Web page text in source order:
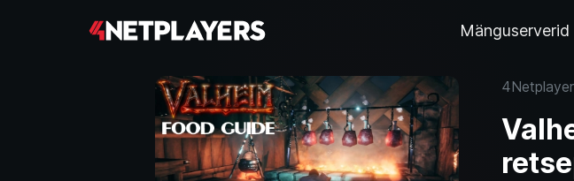
Mänguserverid